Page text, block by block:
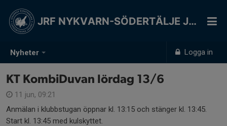
Nyheter Logga in
JRF NYKVARN-SÖDERTÄLJE JSK
KT KombiDuvan lördag 13/6
11 jun, 09:21
Anmälan i klubbstugan öppnar kl. 13:15 och stänger kl. 13:45.
Start kl. 13:45 med kulskyttet.